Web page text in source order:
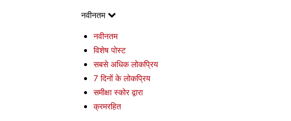
नवीनतम
नवीनतम
विशेष पोस्ट
सबसे अधिक लोकप्रिय
7 दिनों के लोकप्रिय
समीक्षा स्कोर द्वारा
क्रमरहित